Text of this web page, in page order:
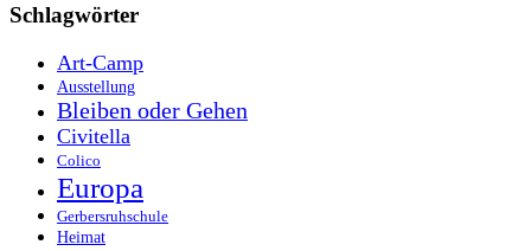
Schlagwörter
Art-Camp
Ausstellung
Bleiben oder Gehen
Civitella
Colico
Europa
Gerbersruhschule
Heimat